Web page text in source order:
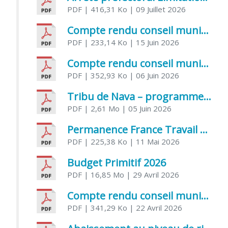
PDF | 416,31 Ko | 09 Juillet 2026
Compte rendu conseil municipal 5 juin 2026 sénatoriale
PDF | 233,14 Ko | 15 Juin 2026
Compte rendu conseil municipal – 21 avril 2026
PDF | 352,93 Ko | 06 Juin 2026
Tribu de Nava – programme et inscriptions été 2026
PDF | 2,61 Mo | 05 Juin 2026
Permanence France Travail au CCAS de Saujon Juin 2026
PDF | 225,38 Ko | 11 Mai 2026
Budget Primitif 2026
PDF | 16,85 Mo | 29 Avril 2026
Compte rendu conseil municipal – 7 avril 2026
PDF | 341,29 Ko | 22 Avril 2026